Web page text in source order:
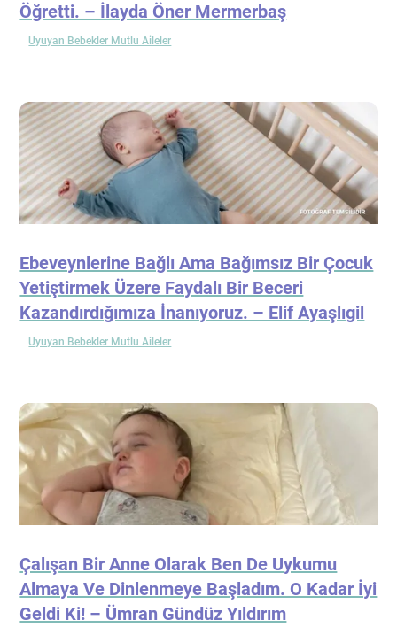
Öğretti. – İlayda Öner Mermerbaş
Uyuyan Bebekler Mutlu Aileler
Ebeveynlerine Bağlı Ama Bağımsız Bir Çocuk
Yetiştirmek Üzere Faydalı Bir Beceri
Kazandırdığımıza İnanıyoruz. – Elif Ayaşlıgil
Uyuyan Bebekler Mutlu Aileler
Çalışan Bir Anne Olarak Ben De Uykumu
Almaya Ve Dinlenmeye Başladım. O Kadar İyi
Geldi Ki! – Ümran Gündüz Yıldırım